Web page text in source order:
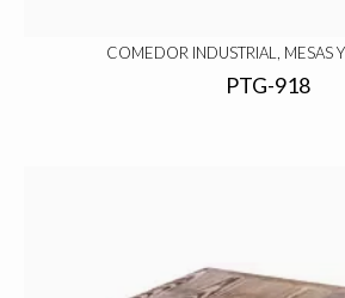
COMEDOR INDUSTRIAL, MESAS
PTG-918